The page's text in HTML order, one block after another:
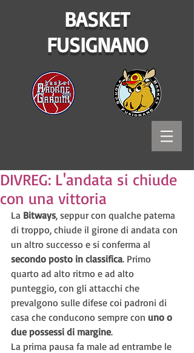
BASKET
FUSIGNANO
DIVREG: L'andata si chiude
con una vittoria
La Bitways, seppur con qualche patema
di troppo, chiude il girone di andata con
un altro successo e si conferma al
secondo posto in classifica. Primo
quarto ad alto ritmo e ad alto
punteggio, con gli attacchi che
prevalgono sulle difese coi padroni di
casa che conducono sempre con uno o
due possessi di margine.
La prima pausa fa male ad entrambe le